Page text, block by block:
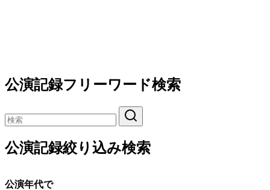
公演記録フリーワード検索
公演記録絞り込み検索
公演年代で